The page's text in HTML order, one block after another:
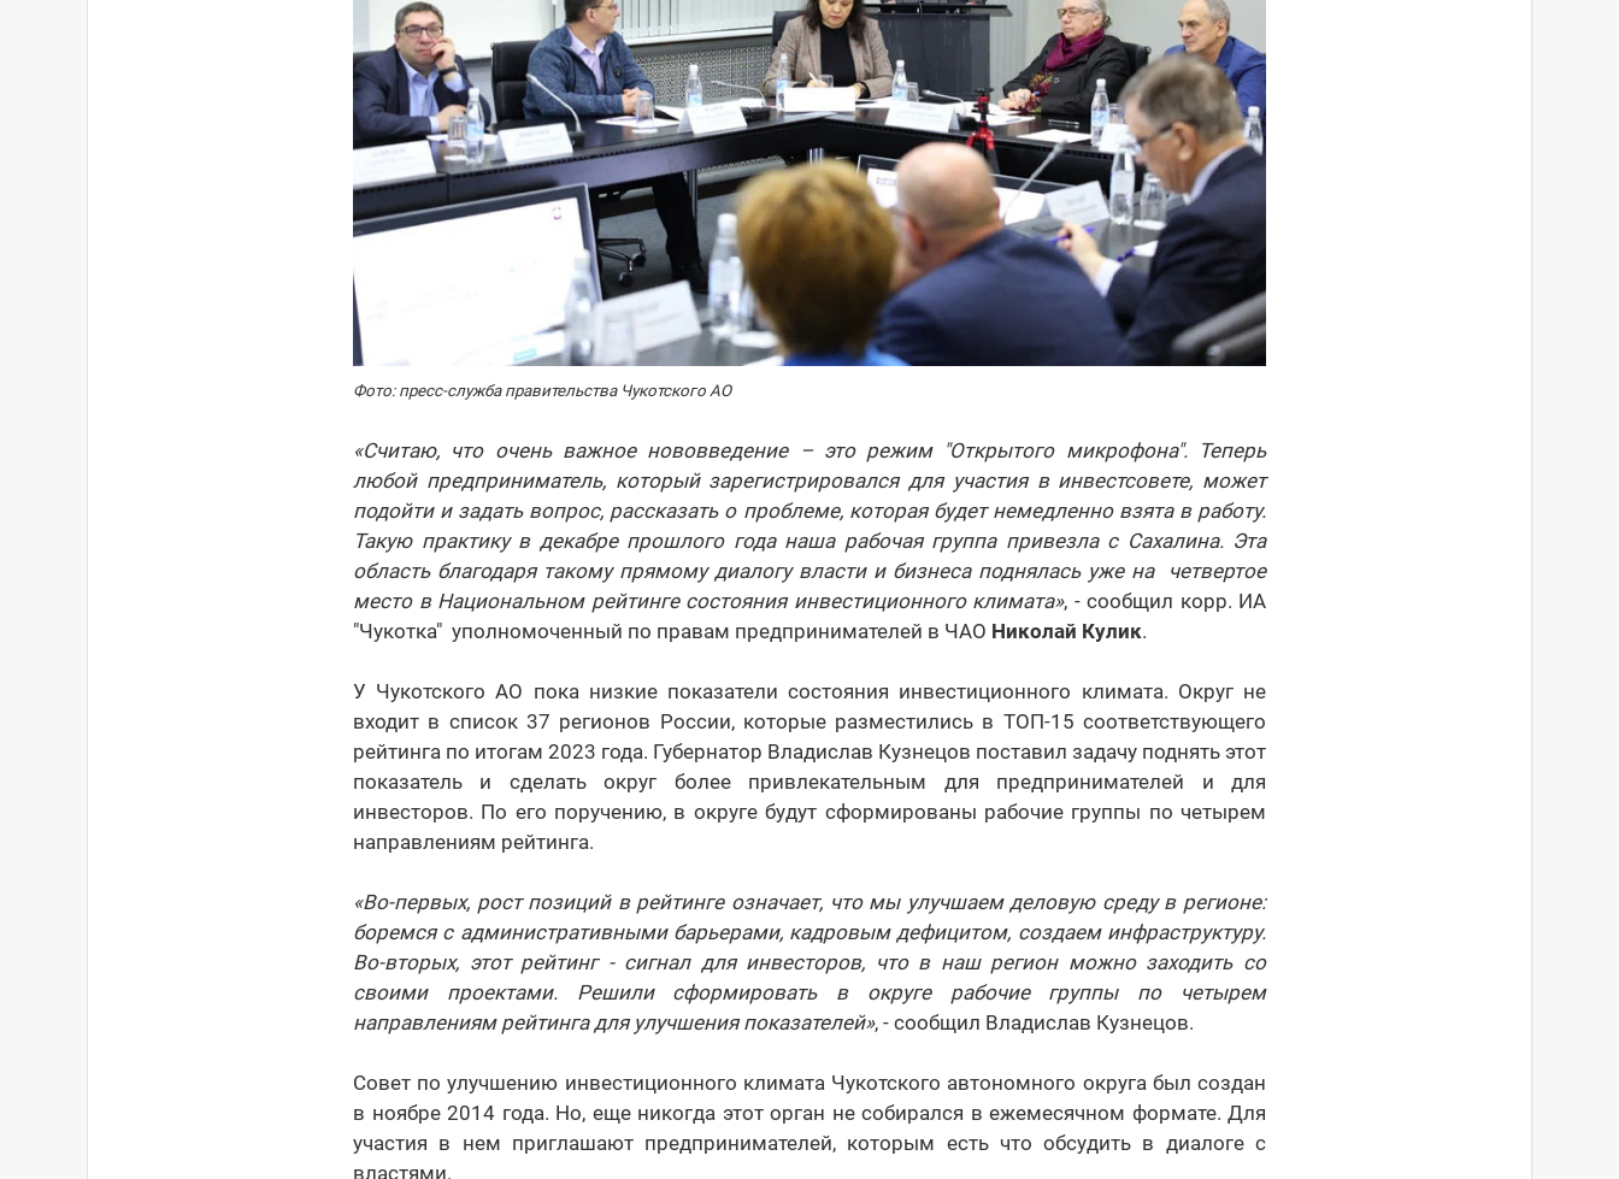
Фото: пресс-служба правительства Чукотского АО
«Считаю, что очень важное нововведение – это режим "Открытого микрофона". Теперь
любой предприниматель, который зарегистрировался для участия в инвестсовете, может
подойти и задать вопрос, рассказать о проблеме, которая будет немедленно взята в работу.
Такую практику в декабре прошлого года наша рабочая группа привезла с Сахалина. Эта
область благодаря такому прямому диалогу власти и бизнеса поднялась уже на четвертое
место в Национальном рейтинге состояния инвестиционного климата», - сообщил корр. ИА
"Чукотка" уполномоченный по правам предпринимателей в ЧАО Николай Кулик.
У Чукотского АО пока низкие показатели состояния инвестиционного климата. Округ не
входит в список 37 регионов России, которые разместились в ТОП-15 соответствующего
рейтинга по итогам 2023 года. Губернатор Владислав Кузнецов поставил задачу поднять этот
показатель и сделать округ более привлекательным для предпринимателей и для
инвесторов. По его поручению, в округе будут сформированы рабочие группы по четырем
направлениям рейтинга.
«Во-первых, рост позиций в рейтинге означает, что мы улучшаем деловую среду в регионе:
боремся с административными барьерами, кадровым дефицитом, создаем инфраструктуру.
Во-вторых, этот рейтинг - сигнал для инвесторов, что в наш регион можно заходить со
своими проектами. Решили сформировать в округе рабочие группы по четырем
направлениям рейтинга для улучшения показателей», - сообщил Владислав Кузнецов.
Совет по улучшению инвестиционного климата Чукотского автономного округа был создан
в ноябре 2014 года. Но, еще никогда этот орган не собирался в ежемесячном формате. Для
участия в нем приглашают предпринимателей, которым есть что обсудить в диалоге с
властями.